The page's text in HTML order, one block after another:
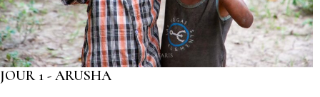
JOUR 1 - ARUSHA